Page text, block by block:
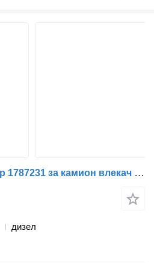
Страничен ретровизор 1787231 за камион влекач DAF XF95, XF105 (2001-2014)
дизел